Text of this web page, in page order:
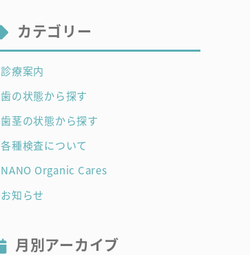
カテゴリー
診療案内
歯の状態から探す
歯茎の状態から探す
各種検査について
NANO Organic Cares
お知らせ
月別アーカイブ